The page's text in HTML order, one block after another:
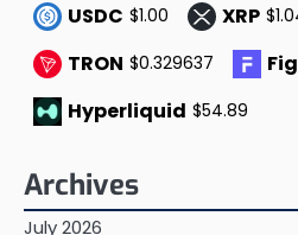
USDC $1.00 XRP
TRON $0.329637
Hyperliquid $54.89
Archives
July 2026